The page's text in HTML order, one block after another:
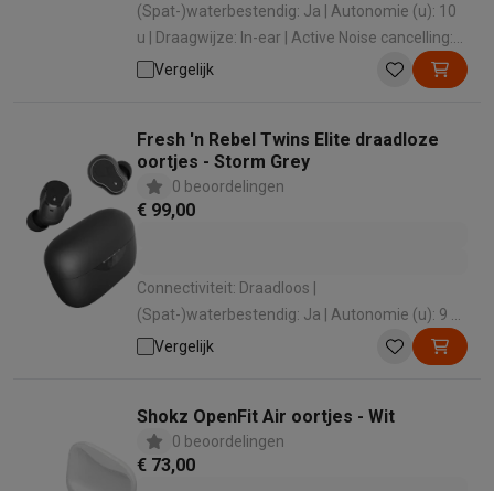
(Spat-)waterbestendig: Ja | Autonomie (u): 10
u | Draagwijze: In-ear | Active Noise cancelling:
Ja | Ingebouwde microfoon: Ja
Vergelijk
Fresh 'n Rebel Twins Elite draadloze
oortjes - Storm Grey
0 beoordelingen
€ 99,00
Connectiviteit: Draadloos |
(Spat-)waterbestendig: Ja | Autonomie (u): 9 u |
Draagwijze: In-ear | Active Noise cancelling: Ja
Vergelijk
Shokz OpenFit Air oortjes - Wit
0 beoordelingen
€ 73,00